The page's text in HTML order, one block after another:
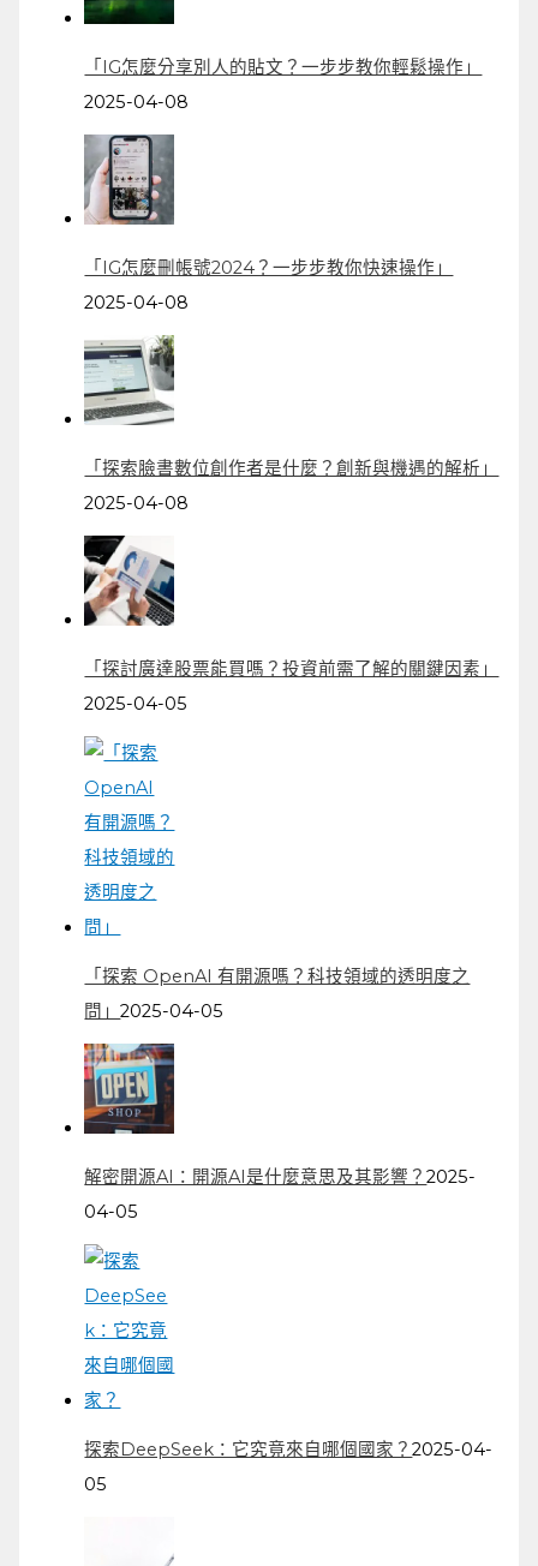
「IG怎麼分享別人的貼文？一步步教你輕鬆操作」
2025-04-08
「IG怎麼刪帳號2024？一步步教你快速操作」
2025-04-08
「探索臉書數位創作者是什麼？創新與機遇的解析」
2025-04-08
「探討廣達股票能買嗎？投資前需了解的關鍵因素」
2025-04-05
「探索 OpenAI 有開源嗎？科技領域的透明度之
問」2025-04-05
解密開源AI：開源AI是什麼意思及其影響？2025-
04-05
探索DeepSeek：它究竟來自哪個國家？2025-04-
05